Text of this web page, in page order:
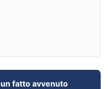
fatto avvenuto